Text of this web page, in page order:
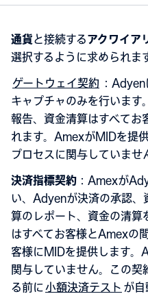
通貨と接続するアクワイア
選択するように求められま
ゲートウェイ契約
：
キャプチャのみを行います
報告、資金清算はすべてお
れます。AmexがMIDを提
プロセスに関与していませ
決済指標契約：Amexが
い、Adyenが決済の承認、
算のレポート、資金の清算
はすべてお客様とAmexの
客様にMIDを提供します。
関与していません。この契
る前に 小額決済テスト が自